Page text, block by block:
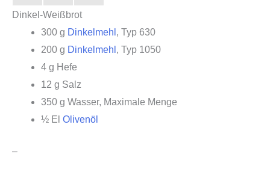
Dinkel-Weißbrot
300 g Dinkelmehl , Typ 630
200 g Dinkelmehl , Typ 1050
4 g Hefe
12 g Salz
350 g Wasser, Maximale Menge
½ El Olivenöl
–